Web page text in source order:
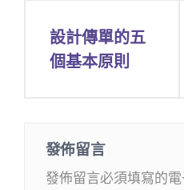
設計傳單的五
個基本原則
發佈留言
發佈留言必須填寫的